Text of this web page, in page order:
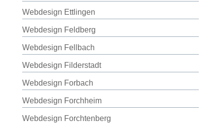
Webdesign Ettlingen
Webdesign Feldberg
Webdesign Fellbach
Webdesign Filderstadt
Webdesign Forbach
Webdesign Forchheim
Webdesign Forchtenberg